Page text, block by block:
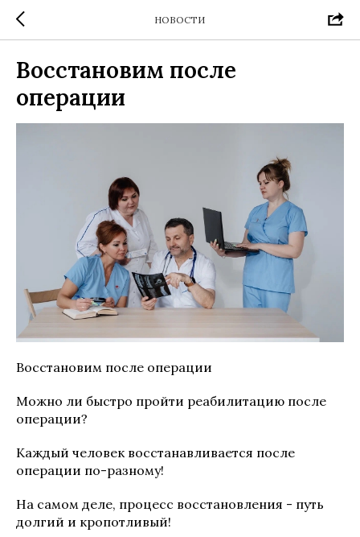
НОВОСТИ
Восстановим после
операции
Восстановим после операции
Можно ли быстро пройти реабилитацию после
операции?
Каждый человек восстанавливается после
операции по-разному!
На самом деле, процесс восстановления - путь
долгий и кропотливый!